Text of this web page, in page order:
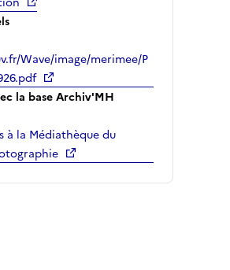
Wave/image/merimee/P
la base Archiv'MH
à la Médiathèque du